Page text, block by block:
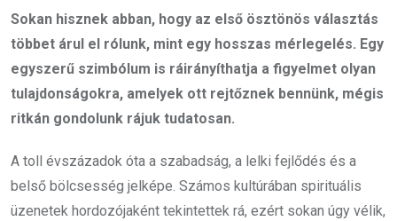
Sokan hisznek abban, hogy az első ösztönös választás
többet árul el rólunk, mint egy hosszas mérlegelés. Egy
egyszerű szimbólum is ráirányíthatja a figyelmet olyan
tulajdonságokra, amelyek ott rejtőznek bennünk, mégis
ritkán gondolunk rájuk tudatosan.
A toll évszázadok óta a szabadság, a lelki fejlődés és a
belső bölcsesség jelképe. Számos kultúrában spirituális
üzenetek hordozójaként tekintettek rá, ezért sokan úgy vélik,